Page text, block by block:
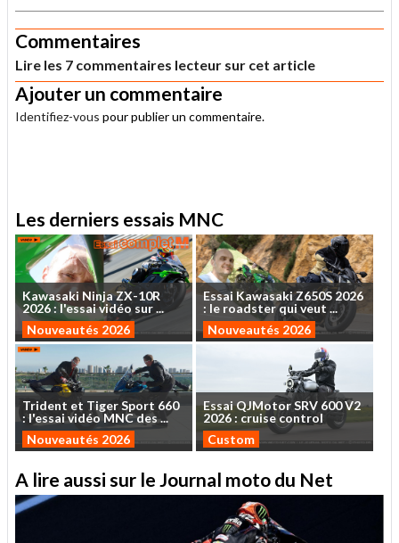
Commentaires
Lire les 7 commentaires lecteur sur cet article
Ajouter un commentaire
Identifiez-vous pour publier un commentaire.
Les derniers essais MNC
Kawasaki NinjaZX-10R
2026: l'essaividéo sur...
Nouveautés 2026
Essai Kawasaki Z650S 2026
: le roadsterquiveut ...
Nouveautés 2026
Trident et TigerSport 660
: l'essaividéo MNCdes...
Nouveautés 2026
EssaiQJMotorSRV 600V2
2026 : cruise control
Custom
A lire aussi sur le Journal moto du Net